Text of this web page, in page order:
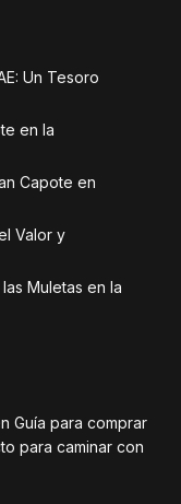
Un Tesoro
en la
Capote en
Valor y
Muletas en la
Guía para comprar
para caminar con